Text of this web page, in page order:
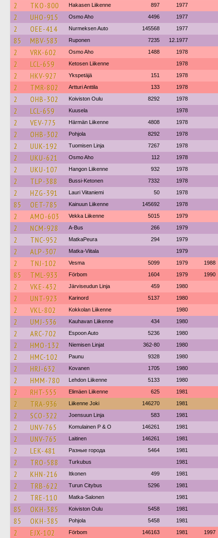
2 TKO-800 Hakasen Liikenne 897 1977
2 UHO-915 Osmo Aho 4496 1977
2 OEE-414 Nurmeksen Auto 145568 1977
85 MBV-583 Ruponen 7235 12.1977
2 VRK-602 Osmo Aho 1488 1978
2 LCL-659 Ketosen Liikenne 1978
2 HKV-927 Ykspetäjä 151 1978
2 TMR-802 Artturi Anttila 133 1978
2 OHB-302 Koiviston Oulu 8292 1978
2 LCL-659 Kuusela 1978
2 VEV-775 Härmän Liikenne 4808 1978
2 OHB-302 Pohjola 8292 1978
2 UUK-192 Tuomisen Linja 7267 1978
2 UKU-621 Osmo Aho 112 1978
2 UKU-107 Hangon Liikenne 932 1978
2 TLP-388 Bussi-Ketonen 7332 1978
2 HZG-391 Lauri Viitaniemi 50 1978
85 OET-785 Kainuun Liikenne 145692 1978
2 AMO-603 Vekka Liikenne 5015 1979
2 NCM-928 A-Bus 266 1979
2 TNC-952 MatkaPeura 294 1979
2 ALP-307 Matka-Viitala 1979
2 TNJ-102 Vesma 5099 1979 1988
85 TML-933 Förbom 1604 1979 1990
2 VKE-432 Järviseudun Linja 459 1980
2 UNT-923 Karinord 5137 1980
2 VKL-802 Kokkolan Liikenne 1980
2 UMJ-536 Kauhavan Liikenne 434 1980
2 ARC-702 Espoon Auto 5236 1980
2 HMO-132 Niemisen Linjat 362-80 1980
2 HMC-102 Paunu 9328 1980
2 HRJ-632 Kovanen 1705 1980
2 HMM-780 Lehdon Liikenne 5133 1980
2 RHT-555 Elimäen Liikenne 625 1981
2 TRA-936 Liikenne Joki 146270 1981
2 SCO-322 Joensuun Linja 583 1981
2 UNV-765 Komulainen P & O 146261 1981
2 UNV-765 Laitinen 146261 1981
2 LEK-481 Разные города 5464 1981
2 TRO-588 Turkubus 1981
2 KHN-216 Itkonen 499 1981
2 TRB-622 Turun Citybus 5296 1981
2 TRE-110 Matka-Salonen 1981
85 OKH-385 Koiviston Oulu 5458 1981
85 OKH-385 Pohjola 5458 1981
2 EJX-102 Förbom 146163 1981 1997